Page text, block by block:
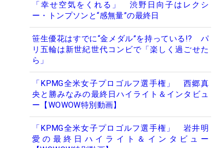
「幸せ空気をくれる」 渋野日向子はレクシ
ー・トンプソンと“感無量”の最終日
笹生優花はすでに“金メダル”を持っている!? パ
リ五輪は新世紀世代コンビで「楽しく過ごせた
ら」
「KPMG全米女子プロゴルフ選手権」 西郷真
央と勝みなみの最終日ハイライト＆インタビュ
ー【WOWOW特別動画】
「KPMG全米女子プロゴルフ選手権」 岩井明
愛の最終日ハイライト＆インタビュー